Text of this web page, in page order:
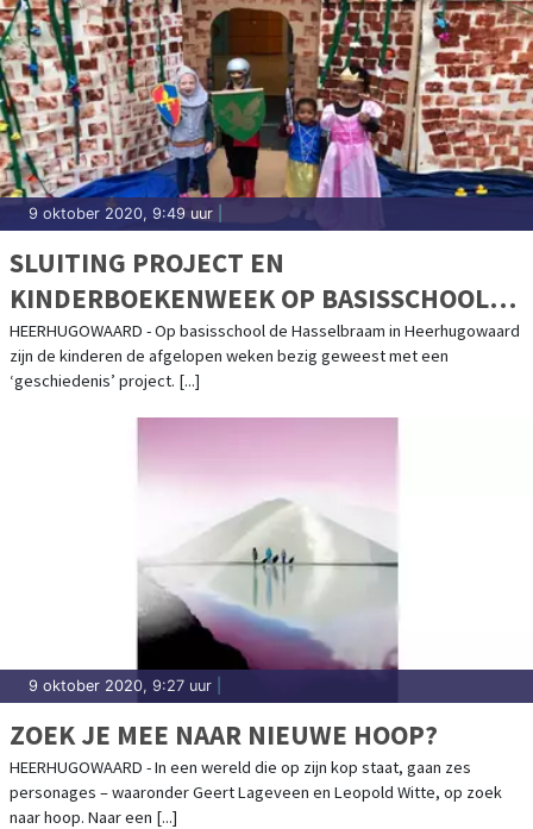
9 oktober 2020, 9:49 uur
SLUITING PROJECT EN
KINDERBOEKENWEEK OP BASISSCHOOL
DE HASSELBRAAM
HEERHUGOWAARD - Op basisschool de Hasselbraam in Heerhugowaard
zijn de kinderen de afgelopen weken bezig geweest met een
‘geschiedenis’ project. [...]
9 oktober 2020, 9:27 uur
ZOEK JE MEE NAAR NIEUWE HOOP?
HEERHUGOWAARD - In een wereld die op zijn kop staat, gaan zes
personages – waaronder Geert Lageveen en Leopold Witte, op zoek
naar hoop. Naar een [...]